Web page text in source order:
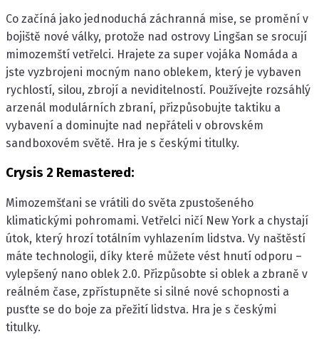
Co začíná jako jednoduchá záchranná mise, se promění v
bojiště nové války, protože nad ostrovy Lingšan se srocují
mimozemští vetřelci. Hrajete za super vojáka Nomáda a
jste vyzbrojeni mocným nano oblekem, který je vybaven
rychlostí, silou, zbrojí a neviditelností. Používejte rozsáhlý
arzenál modulárních zbraní, přizpůsobujte taktiku a
vybavení a dominujte nad nepřáteli v obrovském
sandboxovém světě. Hra je s českými titulky.
Crysis 2 Remastered:
Mimozemšťani se vrátili do světa zpustošeného
klimatickými pohromami. Vetřelci ničí New York a chystají
útok, který hrozí totálním vyhlazením lidstva. Vy naštěstí
máte technologii, díky které můžete vést hnutí odporu –
vylepšený nano oblek 2.0. Přizpůsobte si oblek a zbraně v
reálném čase, zpřístupněte si silné nové schopnosti a
pusťte se do boje za přežití lidstva. Hra je s českými
titulky.